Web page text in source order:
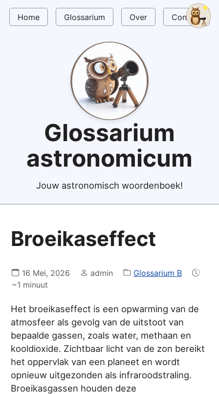
Home Glossarium Over Contact
Glossarium
astronomicum
Jouw astronomisch woordenboek!
Broeikaseffect
16 Mei, 2026 admin
Glossarium B
~1 minuut
Het broeikaseffect is een opwarming van de
atmosfeer als gevolg van de uitstoot van
bepaalde gassen, zoals water, methaan en
kooldioxide. Zichtbaar licht van de zon bereikt
het oppervlak van een planeet en wordt
opnieuw uitgezonden als infraroodstraling.
Broeikasgassen houden deze